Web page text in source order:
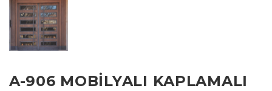
A-906 MOBILYALI KAPLAMALI